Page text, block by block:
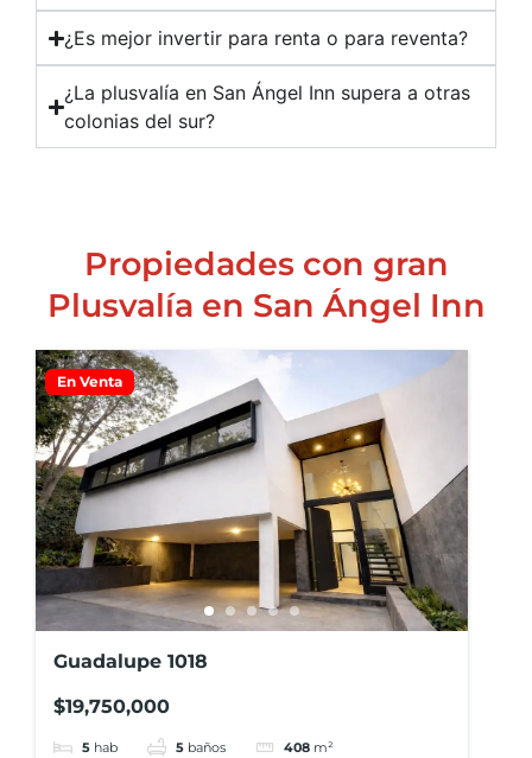
¿Es mejor invertir para renta o para reventa?
¿La plusvalía en San Ángel Inn supera a otras
colonias del sur?
Propiedades con gran
Plusvalía en San Ángel Inn
En Venta
Guadalupe 1018
$19,750,000
5 hab 5 baños 408 m²